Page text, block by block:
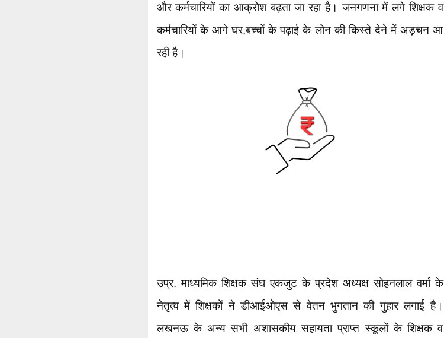
और कर्मचारियों का आक्रोश बढ़ता जा रहा है। जनगणना में लगे शिक्षक व
कर्मचारियों के आगे घर,बच्चों के पढ़ाई के लोन की किस्ते देने में अड़चन आ
रही है।
उप्र. माध्यमिक शिक्षक संघ एकजुट के प्रदेश अध्यक्ष सोहनलाल वर्मा के
नेतृत्व में शिक्षकों ने डीआईओएस से वेतन भुगतान की गुहार लगाई है।
लखनऊ के अन्य सभी अशासकीय सहायता प्राप्त स्कूलों के शिक्षक व